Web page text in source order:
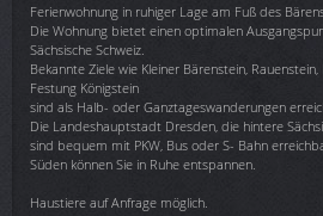
Ferienwohnung in ruhiger Lage am Fuß des
Die Wohnung bietet einen optimalen
Sächsische Schweiz.
Bekannte Ziele wie Kleiner Bärenstein,
Festung Königstein
sind als Halb- oder Ganztageswanderungen
Die Landeshauptstadt Dresden, die hintere
sind bequem mit PKW, Bus oder S- Bahn
Süden können Sie in Ruhe entspannen.
Haustiere auf Anfrage möglich.